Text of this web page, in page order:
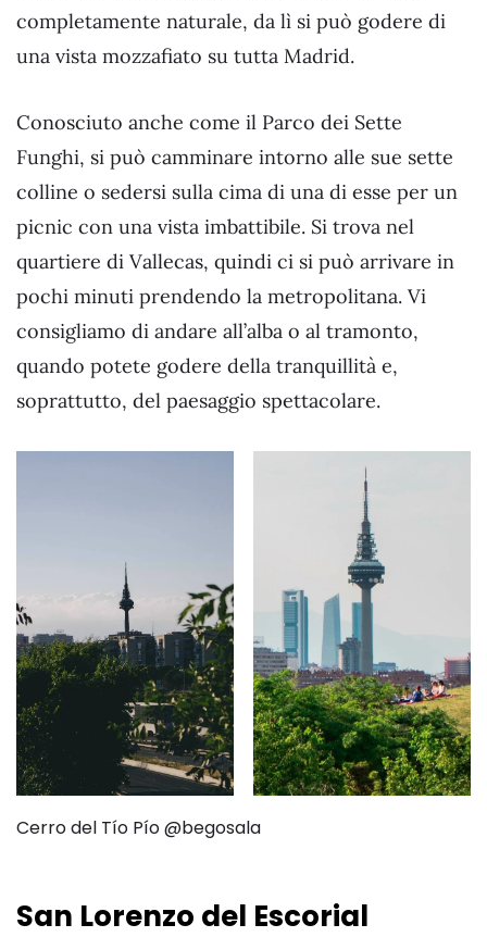
completamente naturale, da lì si può godere di
una vista mozzafiato su tutta Madrid.
Conosciuto anche come il Parco dei Sette
Funghi, si può camminare intorno alle sue sette
colline o sedersi sulla cima di una di esse per un
picnic con una vista imbattibile. Si trova nel
quartiere di Vallecas, quindi ci si può arrivare in
pochi minuti prendendo la metropolitana. Vi
consigliamo di andare all’alba o al tramonto,
quando potete godere della tranquillità e,
soprattutto, del paesaggio spettacolare.
Cerro del Tío Pío @begosala
San Lorenzo del Escorial